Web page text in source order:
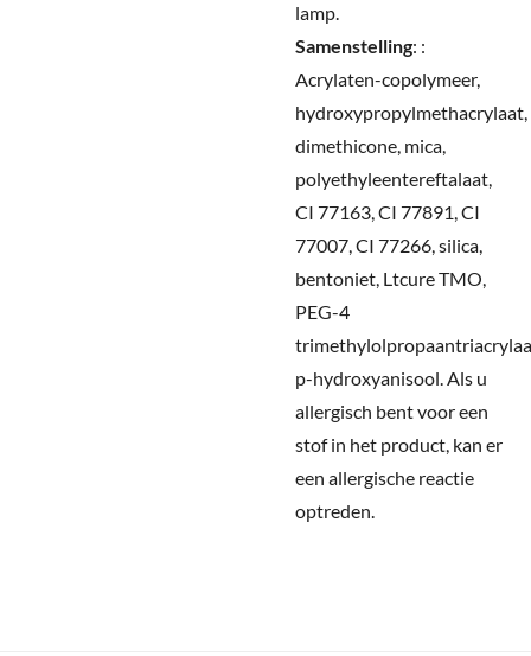
lamp.
Samenstelling: :
Acrylaten-copolymeer,
hydroxypropylmethacrylaat,
dimethicone, mica,
polyethyleentereftalaat,
CI 77163, CI 77891, CI
77007, CI 77266, silica,
bentoniet, Ltcure TMO,
PEG-4
p-hydroxyanisool.Als u
allergisch bent voor een
stof in het product, kan er
een allergische reactie
optreden.